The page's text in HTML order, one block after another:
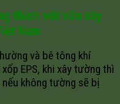
thích với vữa xây
Nam
và bê tông khí
EPS, khi xây tường thì
không tường sẽ bị